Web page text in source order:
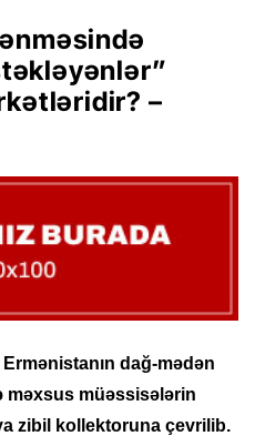
–
dağ-mədən
məxsus müəssisələrin
zibil kollektoruna çevrilib.